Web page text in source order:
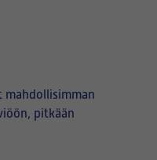
mahdollisimman
pitkään